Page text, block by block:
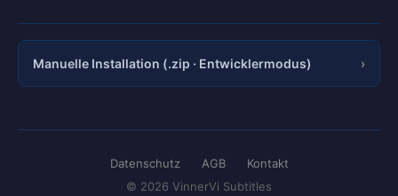
Manuelle Installation (.zip · Entwicklermodus) ›
Datenschutz AGB
Kontakt
© 2026 VinnerVi Subtitles